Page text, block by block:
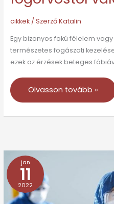
cikkek/ SzerzőKatalin
Egy bizonyos fokú félelem
természetes fogászati
ezek az érzések beteges
Olvasson tovább »
jan
11
2022
10
tipp
a